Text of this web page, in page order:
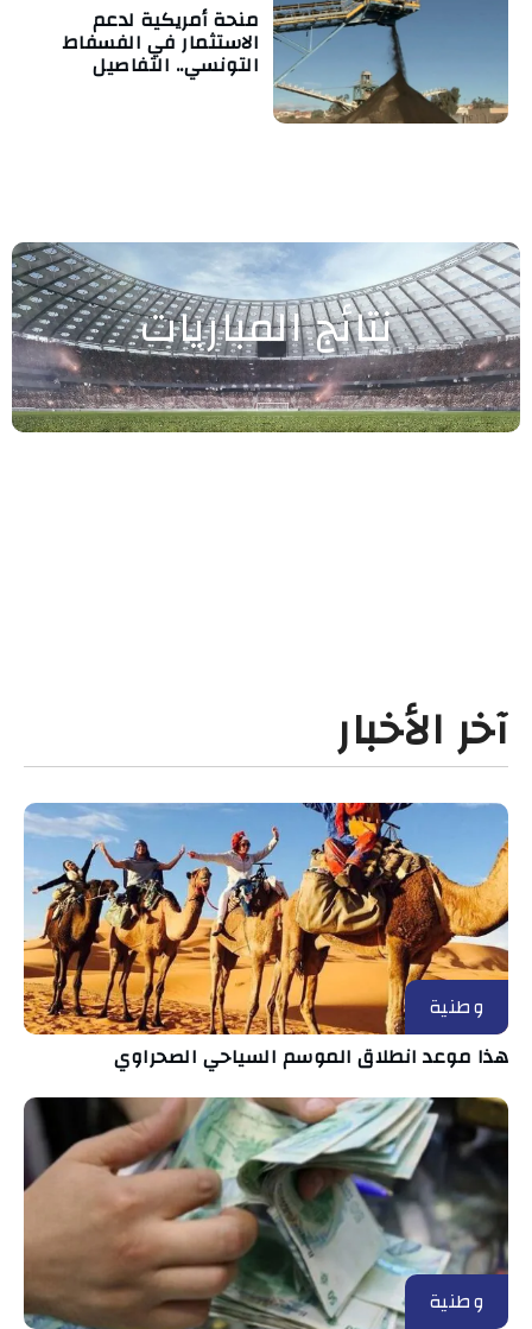
منحة أمريكية لدعم
الاستثمار في الفسفاط
التونسي.. التفاصيل
نتائج المباريات
آخر الأخبار
وطنية
هذا موعد انطلاق الموسم السياحي الصحراوي
وطنية